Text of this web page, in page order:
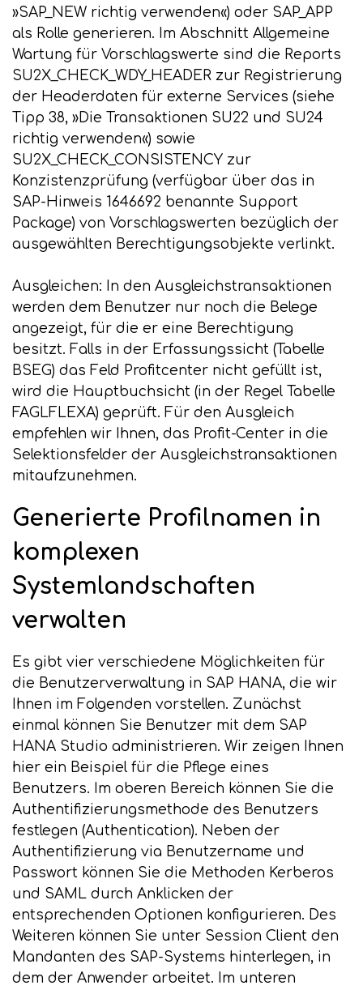
»SAP_NEW richtig verwenden«) oder SAP_APP
als Rolle generieren. Im Abschnitt Allgemeine
Wartung für Vorschlagswerte sind die Reports
SU2X_CHECK_WDY_HEADER zur Registrierung
der Headerdaten für externe Services (siehe
Tipp 38, »Die Transaktionen SU22 und SU24
richtig verwenden«) sowie
SU2X_CHECK_CONSISTENCY zur
Konzistenzprüfung (verfügbar über das in
SAP-Hinweis 1646692 benannte Support
Package) von Vorschlagswerten bezüglich der
ausgewählten Berechtigungsobjekte verlinkt.
Ausgleichen: In den Ausgleichstransaktionen
werden dem Benutzer nur noch die Belege
angezeigt, für die er eine Berechtigung
besitzt. Falls in der Erfassungssicht (Tabelle
BSEG) das Feld Profitcenter nicht gefüllt ist,
wird die Hauptbuchsicht (in der Regel Tabelle
FAGLFLEXA) geprüft. Für den Ausgleich
empfehlen wir Ihnen, das Profit-Center in die
Selektionsfelder der Ausgleichstransaktionen
mitaufzunehmen.
Generierte Profilnamen in
komplexen
Systemlandschaften
verwalten
Es gibt vier verschiedene Möglichkeiten für
die Benutzerverwaltung in SAP HANA, die wir
Ihnen im Folgenden vorstellen. Zunächst
einmal können Sie Benutzer mit dem SAP
HANA Studio administrieren. Wir zeigen Ihnen
hier ein Beispiel für die Pflege eines
Benutzers. Im oberen Bereich können Sie die
Authentifizierungsmethode des Benutzers
festlegen (Authentication). Neben der
Authentifizierung via Benutzername und
Passwort können Sie die Methoden Kerberos
und SAML durch Anklicken der
entsprechenden Optionen konfigurieren. Des
Weiteren können Sie unter Session Client den
Mandanten des SAP-Systems hinterlegen, in
dem der Anwender arbeitet. Im unteren